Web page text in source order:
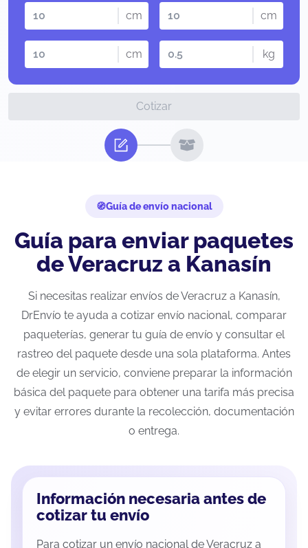
cm cm
cm kg
Cotizar
Guía de envío nacional
Guía para enviar paquetes
de Veracruz a Kanasín
Si necesitas realizar envíos de Veracruz a Kanasín,
DrEnvío te ayuda a cotizar envío nacional, comparar
paqueterías, generar tu guía de envío y consultar el
rastreo del paquete desde una sola plataforma. Antes
de elegir un servicio, conviene preparar la información
básica del paquete para obtener una tarifa más precisa
y evitar errores durante la recolección, documentación
o entrega.
Información necesaria antes de
cotizar tu envío
Para cotizar un envío nacional de Veracruz a